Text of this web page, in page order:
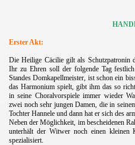
Erster Akt:
Die Heilige Cäcilie gilt als Schutzpatronin
Ihr zu Ehren soll der folgende Tag
Standes Domkapellmeister, ist schon ein
das Harmonium spielt, gibt ihm das so
in seine Choralvorspiele immer wieder
zwei noch sehr jungen Damen, die in
Tochter Hannele und dann hat er sich des
Neben der Möglichkeit, im bescheidenen
unterhält der Witwer noch einen kleinen
spezialisiert.